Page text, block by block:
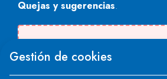
Quejas y sugerencias.
"text".
Gestión de cookies